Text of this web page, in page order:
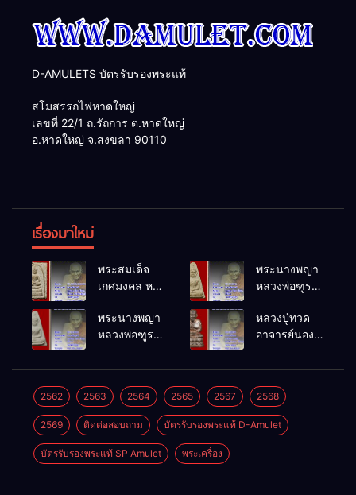
D-AMULETS บัตรรับรองพระแท้
สโมสรรถไฟหาดใหญ่
เลขที่ 22/1 ถ.รัถการ ต.หาดใหญ่
อ.หาดใหญ่ จ.สงขลา 90110
เรื่องมาใหม่
พระสมเด็จ
เกศมงคล หล
โพธิ์นิมิตร
พ.ศ.2512
พระนางพญา
หลวงพ่อฑูรย์
พ.ศ.2512
พระนางพญา
หลวงพ่อฑูรย์
พ.ศ.2512
หลวงปู่ทวด
อาจารย์นอง
พ.ศ.2541
2562 2563 2564 2565 2567 2568
2569 ติดต่อสอบถาม บัตรรับรองพระแท้ D-Amulet
บัตรรับรองพระแท้ SP Amulet พระเครื่อง